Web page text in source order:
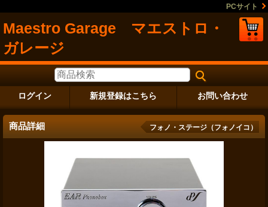
PCサイト
Maestro Garage マエストロ・
ガレージ
ログイン 新規登録はこちら お問い合わせ
商品詳細 フォノ・ステージ（フォノイコ）